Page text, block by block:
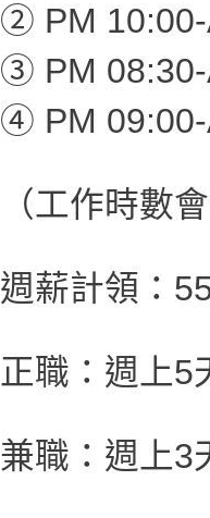
② PM
③ PM
④ PM
（工作時數
週薪計領：
正職：週上5
兼職：週上3